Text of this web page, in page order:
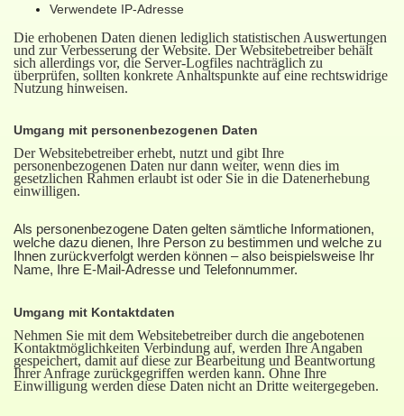
Verwendete IP-Adresse
Die erhobenen Daten dienen lediglich statistischen Auswertungen
und zur Verbesserung der Website. Der Websitebetreiber behält
sich allerdings vor, die Server-Logfiles nachträglich zu
überprüfen, sollten konkrete Anhaltspunkte auf eine rechtswidrige
Nutzung hinweisen.
Umgang mit personenbezogenen Daten
Der Websitebetreiber erhebt, nutzt und gibt Ihre
personenbezogenen Daten nur dann weiter, wenn dies im
gesetzlichen Rahmen erlaubt ist oder Sie in die Datenerhebung
einwilligen.
Als personenbezogene Daten gelten sämtliche Informationen,
welche dazu dienen, Ihre Person zu bestimmen und welche zu
Ihnen zurückverfolgt werden können – also beispielsweise Ihr
Name, Ihre E-Mail-Adresse und Telefonnummer.
Umgang mit Kontaktdaten
Nehmen Sie mit dem Websitebetreiber durch die angebotenen
Kontaktmöglichkeiten Verbindung auf, werden Ihre Angaben
gespeichert, damit auf diese zur Bearbeitung und Beantwortung
Ihrer Anfrage zurückgegriffen werden kann. Ohne Ihre
Einwilligung werden diese Daten nicht an Dritte weitergegeben.